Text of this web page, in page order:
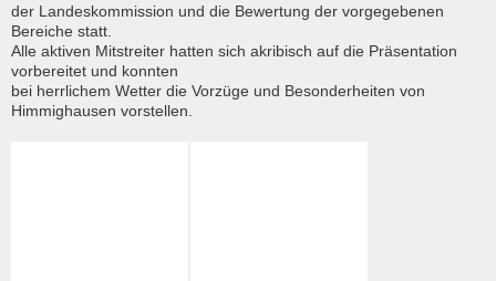
der Landeskommission und die Bewertung der vorgegebenen
Bereiche statt.
Alle aktiven Mitstreiter hatten sich akribisch auf die Präsentation
vorbereitet und konnten
bei herrlichem Wetter die Vorzüge und Besonderheiten von
Himmighausen vorstellen.